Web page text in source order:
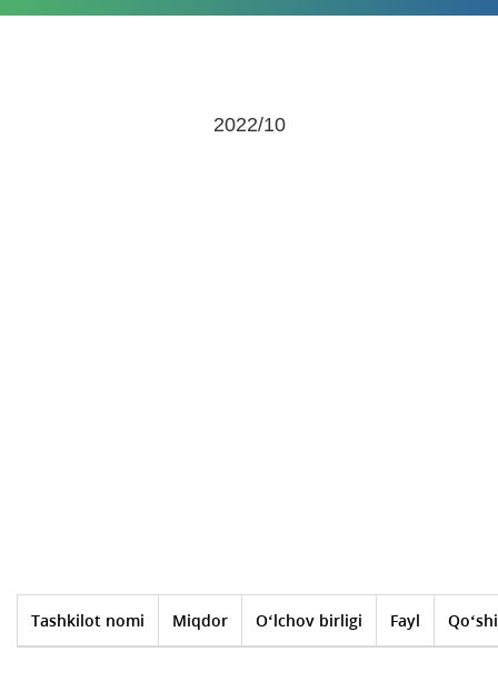
2022/10
Tashkilot nomi Miqdor O‘lchov birligi Fayl